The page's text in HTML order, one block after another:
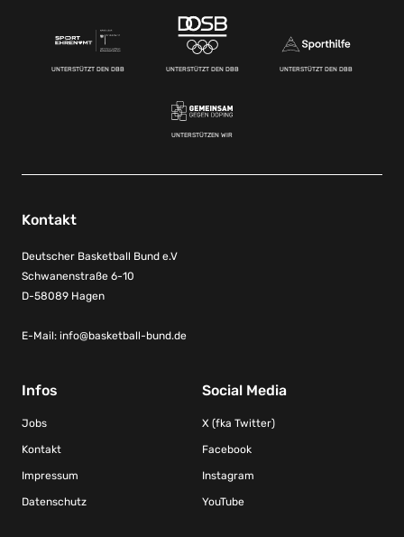
UNTERSTÜTZT DEN DBB UNTERSTÜTZT DEN DBB UNTERSTÜTZT DEN DBB
UNTERSTÜTZEN WIR
Kontakt
Deutscher Basketball Bund e.V
Schwanenstraße 6-10
D-58089 Hagen
E-Mail: info@basketball-bund.de
Infos
Jobs
Kontakt
Impressum
Datenschutz
Social Media
X (fka Twitter)
Facebook
Instagram
YouTube